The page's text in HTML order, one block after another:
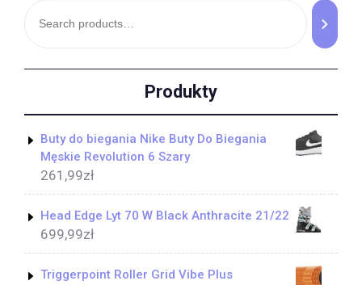
Produkty
Buty do biegania Nike Buty Do Biegania
Męskie Revolution 6 Szary
261,99zł
Head Edge Lyt 70 W Black Anthracite 21/22
699,99zł
Triggerpoint Roller Grid Vibe Plus